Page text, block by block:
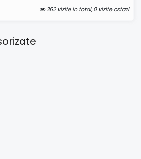
362 vizite in total, 0 vizite astazi